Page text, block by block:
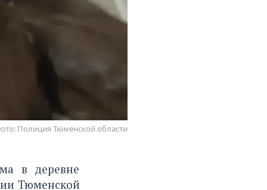
Полиция Тюменской области
в деревне
Тюменской